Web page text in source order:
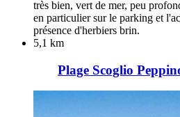
très bien, vert de mer, peu
en particulier sur le parking et
présence d'herbiers brin.
5,1 km
Plage Scoglio